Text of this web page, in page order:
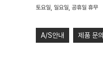
토요일, 일요일, 공휴일 휴무
A/S안내 제품 문의